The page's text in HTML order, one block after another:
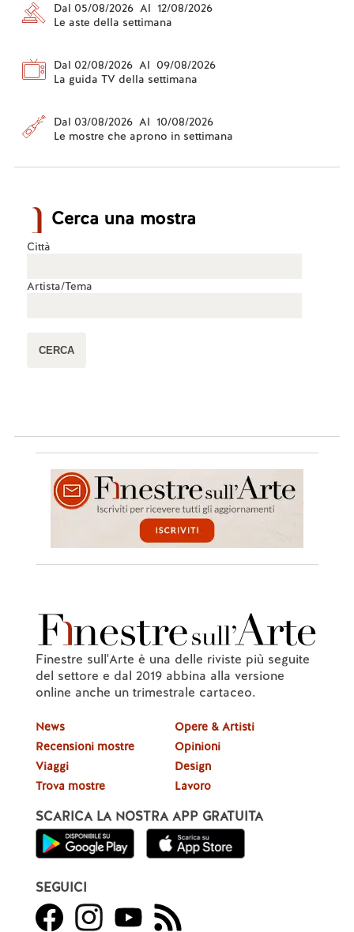
Dal 05/08/2026 Al 12/08/2026
Le aste della settimana
Dal 02/08/2026 Al 09/08/2026
La guida TV della settimana
Dal 03/08/2026 Al 10/08/2026
Le mostre che aprono in settimana
Cerca una mostra
Città
Artista/Tema
Finestre sull'Arte è una delle riviste più seguite
del settore e dal 2019 abbina alla versione
online anche un trimestrale cartaceo.
News
Recensioni mostre
Viaggi
Trova mostre
Opere & Artisti
Opinioni
Design
Lavoro
SCARICA LA NOSTRA APP GRATUITA
SEGUICI